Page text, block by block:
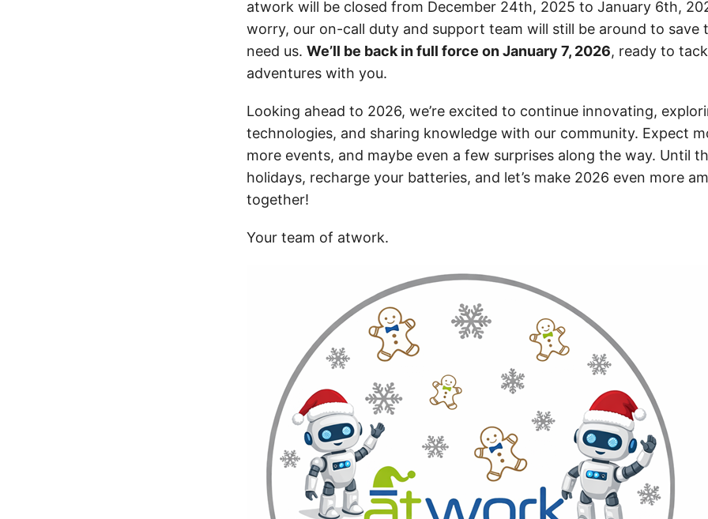
atwork will be closed from December 24th, 2025 to January 6th,
worry, our on-call duty and support team will still be around to save
need us. We’ll be back in full force on January 7, 2026, ready to
adventures with you.
Looking ahead to 2026, we’re excited to continue innovating,
technologies, and sharing knowledge with our community. Expect
more events, and maybe even a few surprises along the way. Until
holidays, recharge your batteries, and let’s make 2026 even more
together!
Your team of atwork.